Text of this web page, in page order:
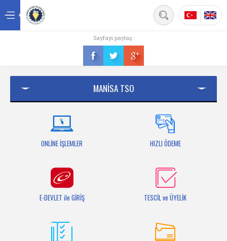
Üyelik
Bilgi Bankası
Sayfayı paylaş :
MANİSA TSO
ONLİNE İŞLEMLER HIZLI ÖDEME
E-DEVLET ile GİRİŞ TESCİL ve ÜYELİK